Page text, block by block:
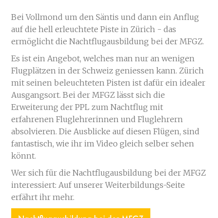
Bei Vollmond um den Säntis und dann ein Anflug
auf die hell erleuchtete Piste in Zürich - das
ermöglicht die Nachtflugausbildung bei der MFGZ.
Es ist ein Angebot, welches man nur an wenigen
Flugplätzen in der Schweiz geniessen kann. Zürich
mit seinen beleuchteten Pisten ist dafür ein idealer
Ausgangsort. Bei der MFGZ lässt sich die
Erweiterung der PPL zum Nachtflug mit
erfahrenen Fluglehrerinnen und Fluglehrern
absolvieren. Die Ausblicke auf diesen Flügen, sind
fantastisch, wie ihr im Video gleich selber sehen
könnt.
Wer sich für die Nachtflugausbildung bei der MFGZ
interessiert: Auf unserer Weiterbildungs-Seite
erfährt ihr mehr.